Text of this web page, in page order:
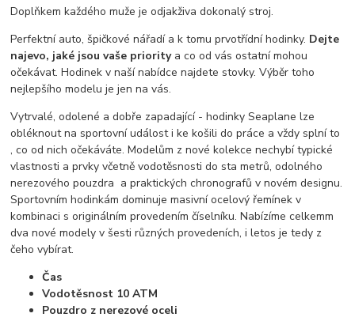
Doplňkem každého muže je odjakživa dokonalý stroj.
Perfektní auto, špičkové nářadí a k tomu prvotřídní hodinky. Dejte
najevo, jaké jsou vaše prioritya co od vás ostatní mohou
očekávat. Hodinek v naší nabídce najdete stovky. Výběr toho
nejlepšího modelu je jen na vás.
Vytrvalé, odolené a dobře zapadající - hodinky Seaplane lze
obléknout na sportovní událost i ke košili do práce a vždy splní to
, co od nich očekáváte. Modelům z nové kolekce nechybí typické
vlastnosti a prvky včetně vodotěsnosti do sta metrů, odolného
nerezového pouzdra a praktických chronografů v novém designu.
Sportovním hodinkám dominuje masivní ocelový řemínek v
kombinaci s originálním provedením číselníku. Nabízíme celkemm
dva nové modely v šesti různých provedeních, i letos je tedy z
čeho vybírat.
Čas
Vodotěsnost 10 ATM
Pouzdro z nerezové oceli